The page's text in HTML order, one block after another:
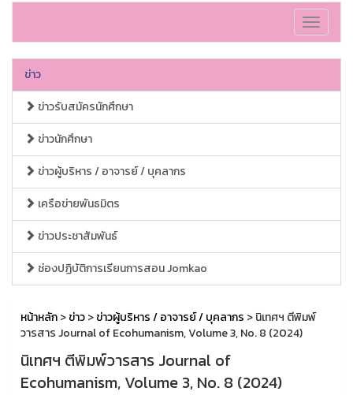
Toggle
ข่าว
ข่าวรับสมัครนักศึกษา
ข่าวนักศึกษา
ข่าวผู้บริหาร / อาจารย์ / บุคลากร
เครือข่ายพันธมิตร
ข่าวประชาสัมพันธ์
ช่องปฏิบัติการเรียนการสอน Jomkao
หน้าหลัก>ข่าว>ข่าวผู้บริหาร / อาจารย์ / บุคลากร > นิเทศฯ ตีพิมพ์
วารสาร Journal of Ecohumanism, Volume 3, No. 8 (2024)
นิเทศฯ ตีพิมพ์วารสาร Journal of
Ecohumanism, Volume 3, No. 8 (2024)